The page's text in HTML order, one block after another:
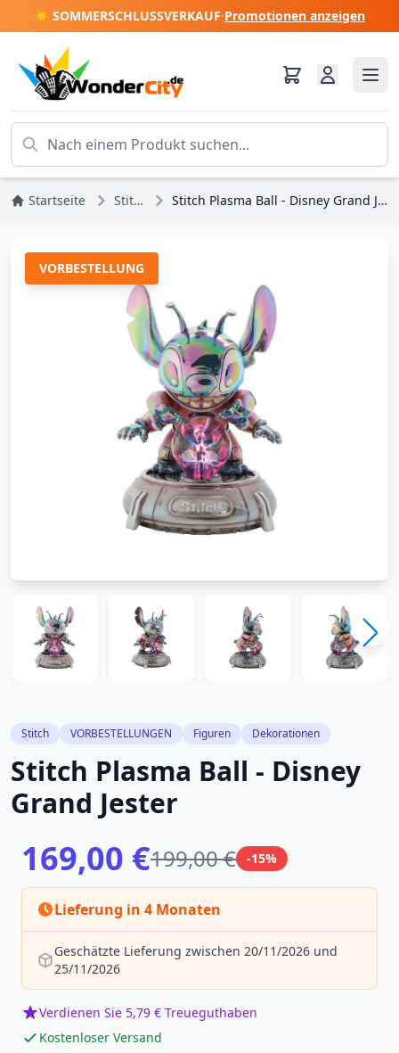
☀️ SOMMERSCHLUSSVERKAUF·Promotionen anzeigen
Startseite Stitch Stitch Plasma Ball - Disney Grand Jester
VORBESTELLUNG
Stitch VORBESTELLUNGEN Figuren Dekorationen
Stitch Plasma Ball - Disney
Grand Jester
169,00 €199,00 € -15%
Lieferung in 4 Monaten
Geschätzte Lieferung zwischen 20/11/2026 und
25/11/2026
Verdienen Sie 5,79 € Treueguthaben
Kostenloser Versand